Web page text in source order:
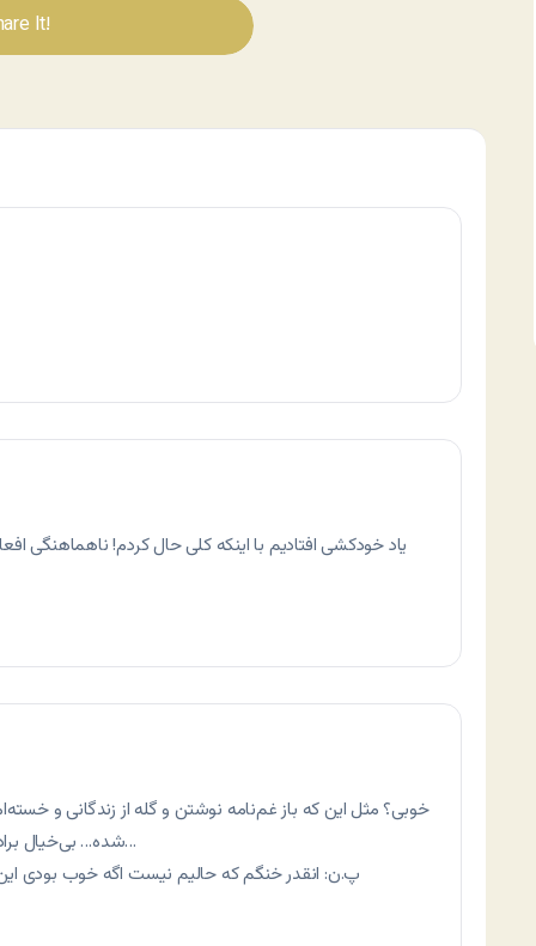
It!
یاد خودکشی افتادیم با اینکه کلی حال کردم! ناهماهنگی
خوبی؟ مثل این که باز غم‌نامه نوشتن و گله از زندگانی و
شده… بی‌خیال برادر، آدم نگرانت می‌شه میاد این چیزا رو می‌خونه…
پ.ن: انقدر خنگم که حالیم نیست اگه خوب بودی این